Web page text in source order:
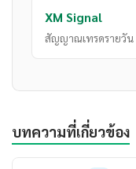
XM Signal
สัญญาณเทรดรายวัน
บทความที่เกี่ยวข้อง